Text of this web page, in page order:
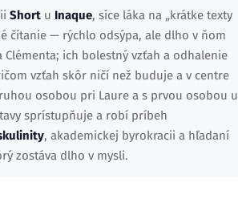
Short u Inaque, síce láka na „krátke texty
čítanie — rýchlo odsýpa, ale dlho v ňom
ich bolestný vzťah a odhalenie
vzťah skôr ničí než buduje a v centre
osobou pri Laure a s prvou osobou u
sprístupňuje a robí príbeh
, akademickej byrokracii a hľadaní
zostáva dlho v mysli.